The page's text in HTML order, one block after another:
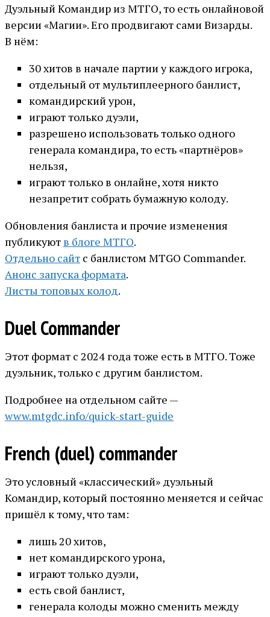
Дуэльный Командир из МТГО, то есть онлайновой
версии «Магии». Его продвигают сами Визарды.
В нём:
30 хитов в начале партии у каждого игрока,
отдельный от мультиплеерного банлист,
командирский урон,
играют только дуэли,
разрешено использовать только одного
генерала командира, то есть «партнёров»
нельзя,
играют только в онлайне, хотя никто
незапретит собрать бумажную колоду.
Обновления банлиста и прочие изменения
публикуют в блоге МТГО.
Отдельно сайт с банлистом MTGO Commander.
Анонс запуска формата.
Листы топовых колод.
Duel Commander
Этот формат с 2024 года тоже есть в МТГО. Тоже
дуэльник, только с другим банлистом.
Подробнее на отдельном сайте —
www.mtgdc.info/quick-start-guide
French (duel) commander
Это условный «классический» дуэльный
Командир, который постоянно меняется и сейчас
пришёл к тому, что там:
лишь 20 хитов,
нет командирского урона,
играют только дуэли,
есть свой банлист,
генерала колоды можно сменить между